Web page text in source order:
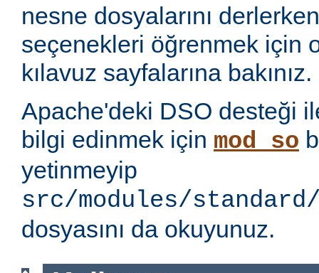
nesne dosyalarını
seçenekleri öğrenmek için
kılavuz sayfalarına bakınız.
Apache'deki DSO desteği
bilgi edinmek için mod_so
yetinmeyip
src/modules/standard/
dosyasını da okuyunuz.